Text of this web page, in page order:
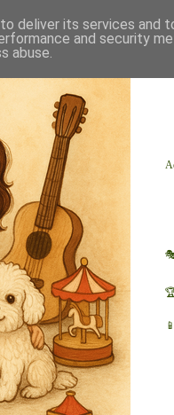
deliver its services and
and security
abuse.